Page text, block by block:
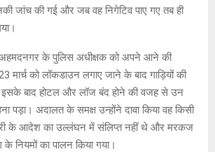
जांच की गई और जब वह निगेटिव पाए गए तब ही
अहमदनगर के पुलिस अधीक्षक को अपने आने की
मार्च को लॉकडाउन लगाए जाने के बाद गाड़ियों की
इसके बाद होटल और लॉज बंद होने की वजह से उन
पड़ा। अदालत के समक्ष उन्होंने दावा किया वह किसी
के आदेश का उल्लंघन में संलिप्त नहीं थे और मरकज
नियमों का पालन किया गया।